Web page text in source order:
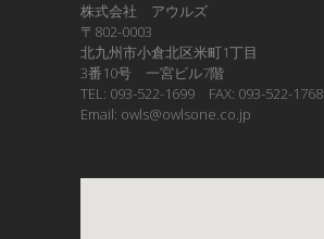
株式会社 アウルズ
〒802-0003
北九州市小倉北区米町1丁目
3番10号 一宮ビル7階
TEL: 093-522-1699 FAX: 093-522-1768
Email: owls@owlsone.co.jp